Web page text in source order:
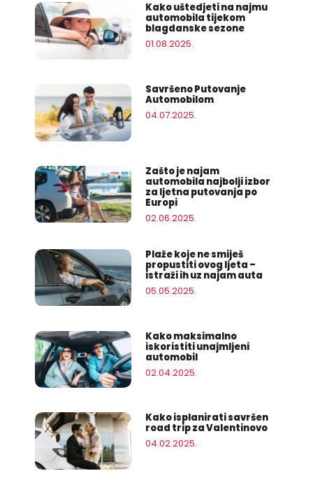
Kako uštedjeti na najmu
automobila tijekom
blagdanske sezone
01.08.2025.
Savršeno Putovanje
Automobilom
04.07.2025.
Zašto je najam
automobila najbolji izbor
za ljetna putovanja po
Europi
02.06.2025.
Plaže koje ne smiješ
propustiti ovog ljeta –
istraži ih uz najam auta
05.05.2025.
Kako maksimalno
iskoristiti unajmljeni
automobil
02.04.2025.
Kako isplanirati savršen
road trip za Valentinovo
04.02.2025.